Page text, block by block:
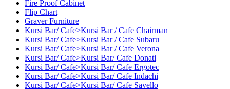
Fire Proof Cabinet
Flip Chart
Graver Furniture
Kursi Bar/ Cafe>Kursi Bar / Cafe Chairman
Kursi Bar/ Cafe>Kursi Bar / Cafe Subaru
Kursi Bar/ Cafe>Kursi Bar / Cafe Verona
Kursi Bar/ Cafe>Kursi Bar/ Cafe Donati
Kursi Bar/ Cafe>Kursi Bar/ Cafe Ergotec
Kursi Bar/ Cafe>Kursi Bar/ Cafe Indachi
Kursi Bar/ Cafe>Kursi Bar/ Cafe Savello